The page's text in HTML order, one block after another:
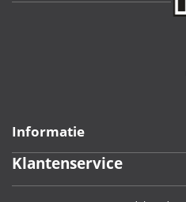
Informatie
Klantenservice